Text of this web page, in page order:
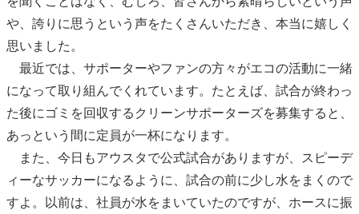
や、誇りに思うという声をたくさんいただき、本当に嬉しく
思いました。
最近では、サポーターやファンの方々がエコの活動に一緒
になって取り組んでくれています。たとえば、試合が終わっ
た後にゴミを回収するクリーンサポーターズを募集すると、
あっという間に定員が一杯になります。
また、今日もアウスタで公式試合がありますが、スピーデ
ィーなサッカーになるように、試合の前に少し水をまくので
すよ。以前は、社員が水をまいていたのですが、ホースに振